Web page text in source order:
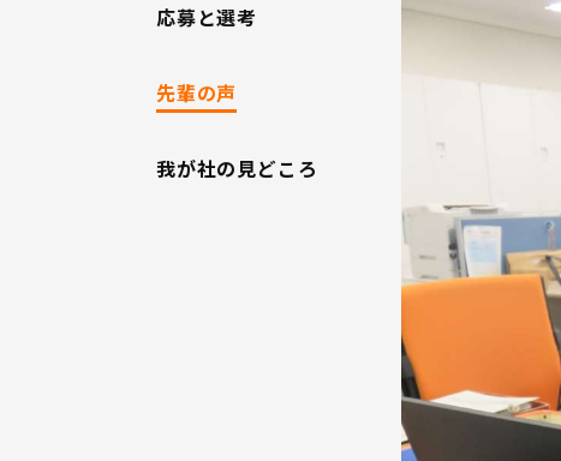
応募と選考
先輩の声
我が社の見どころ